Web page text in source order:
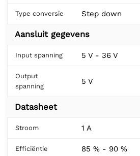
Type conversie Step down
Aansluit gegevens
Input spanning 5 V - 36 V
Output
spanning
5 V
Datasheet
Stroom 1 A
Efficiëntie 85 % - 90 %